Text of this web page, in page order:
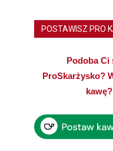
POSTAWISZ PRO
Podoba Ci
ProSkarżysko?